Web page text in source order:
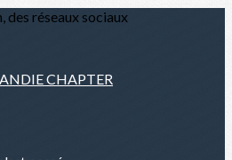
des réseaux sociaux